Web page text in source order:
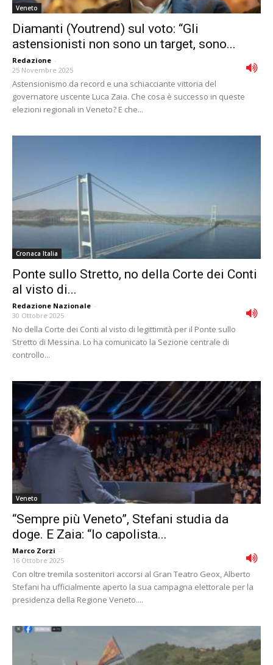
Veneto
Diamanti (Youtrend) sul voto: “Gli
astensionisti non sono un target, sono...
Redazione -
25 Novembre 2025
Astensionismo da record e una schiacciante vittoria del
governatore uscente Luca Zaia. Che cosa è successo in queste
elezioni regionali in Veneto? E che...
Cronaca Italia
Ponte sullo Stretto, no della Corte dei Conti
al visto di...
Redazione Nazionale -
30 Ottobre 2025
No della Corte dei Conti al visto di legittimità per il Ponte sullo
Stretto di Messina. Lo ha comunicato la Sezione centrale di
controllo...
Veneto
“Sempre più Veneto”, Stefani studia da
doge. E Zaia: “Io capolista...
Marco Zorzi -
16 Ottobre 2025
Con oltre tremila sostenitori accorsi al Gran Teatro Geox, Alberto
Stefani ha ufficialmente aperto la sua campagna elettorale per la
presidenza della Regione Veneto....